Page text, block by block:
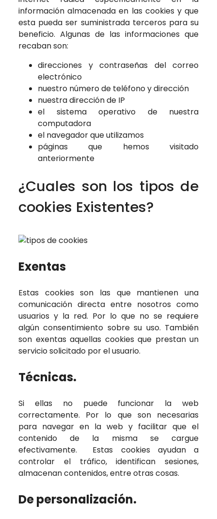
información almacenada en las cookies y que
esta pueda ser suministrada terceros para su
beneficio. Algunas de las informaciones que
recaban son:
direcciones y contraseñas del correo
electrónico
nuestro número de teléfono y dirección
nuestra dirección de IP
el sistema operativo de nuestra
computadora
el navegador que utilizamos
páginas que hemos visitado
anteriormente
¿Cuales son los tipos de
cookies Existentes?
Exentas
Estas cookies son las que mantienen una
comunicación directa entre nosotros como
usuarios y la red. Por lo que no se requiere
algún consentimiento sobre su uso. También
son exentas aquellas cookies que prestan un
servicio solicitado por el usuario.
Técnicas.
Si ellas no puede funcionar la web
correctamente. Por lo que son necesarias
para navegar en la web y facilitar que el
contenido de la misma se cargue
efectivamente. Estas cookies ayudan a
controlar el tráfico, identifican sesiones,
almacenan contenidos, entre otras cosas.
De personalización.